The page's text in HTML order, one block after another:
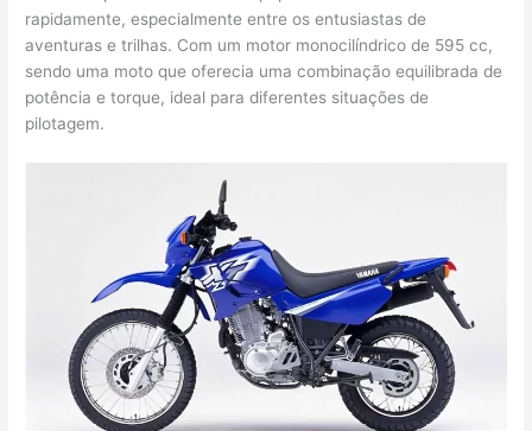
rapidamente, especialmente entre os entusiastas de
aventuras e trilhas. Com um motor monocilíndrico de 595 cc,
sendo uma moto que oferecia uma combinação equilibrada de
potência e torque, ideal para diferentes situações de
pilotagem.